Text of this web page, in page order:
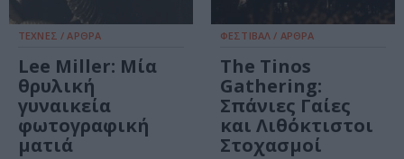
ΤΕΧΝΕΣ / ΑΡΘΡΑ
Lee Miller: Μία
θρυλική
γυναικεία
φωτογραφική
ματιά
ΦΕΣΤΙΒΑΛ / ΑΡΘΡΑ
The Tinos
Gathering:
Σπάνιες Γαίες
και Λιθόκτιστοι
Στοχασμοί